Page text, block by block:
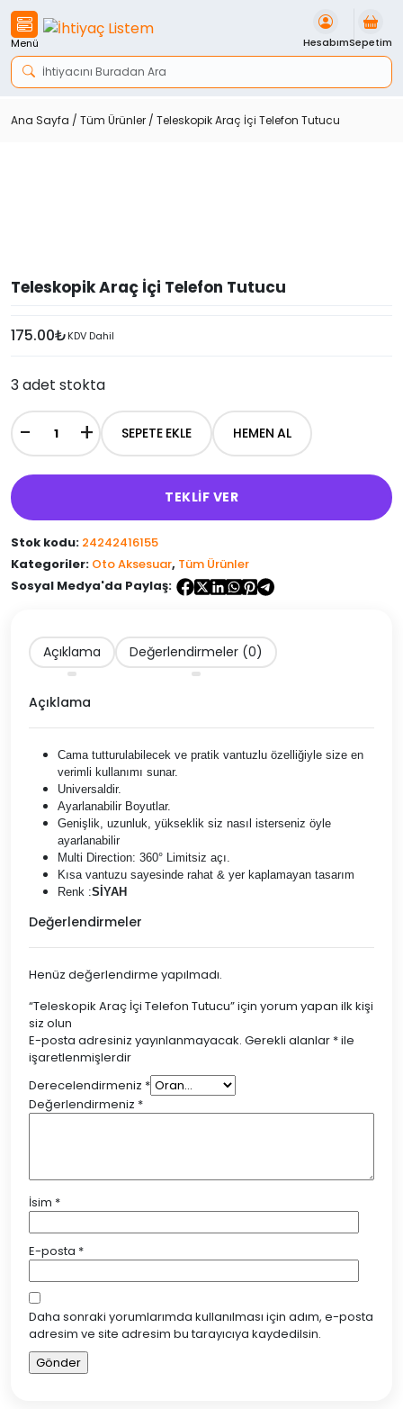
İçeriği
Geç
Menü HesabımSepetim
Ana Sayfa / Tüm Ürünler / Teleskopik Araç İçi Telefon Tutucu
Teleskopik Araç İçi Telefon Tutucu
175.00₺KDV Dahil
3 adet stokta
Teleskopik
Araç
İçi
Telefon
Tutucu
adet
+
- SEPETE EKLE HEMEN AL
TEKLİF VER
Stok kodu: 24242416155
Kategoriler: Oto Aksesuar, Tüm Ürünler
Sosyal Medya'da Paylaş:
Açıklama Değerlendirmeler (0)
Açıklama
Cama tutturulabilecek ve pratik vantuzlu özelliğiyle size en
verimli kullanımı sunar.
Universaldir.
Ayarlanabilir Boyutlar.
Genişlik, uzunluk, yükseklik siz nasıl isterseniz öyle
ayarlanabilir
Multi Direction: 360° Limitsiz açı.
Kısa vantuzu sayesinde rahat & yer kaplamayan tasarım
Renk :SİYAH
Değerlendirmeler
Henüz değerlendirme yapılmadı.
“Teleskopik Araç İçi Telefon Tutucu” için yorum yapan ilk kişi
siz olun
E-posta adresiniz yayınlanmayacak. Gerekli alanlar *ile
işaretlenmişlerdir
Derecelendirmeniz *
Değerlendirmeniz *
İsim *
E-posta *
Daha sonraki yorumlarımda kullanılması için adım, e-posta
adresim ve site adresim bu tarayıcıya kaydedilsin.